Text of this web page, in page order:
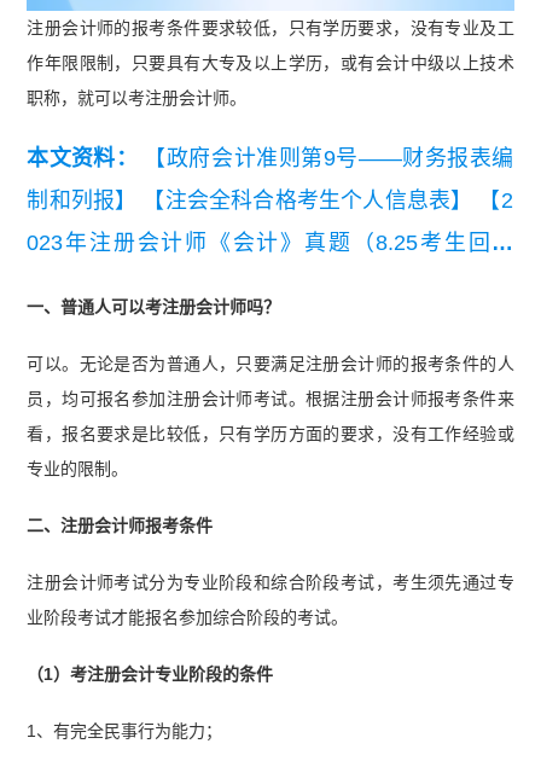
注册会计师的报考条件要求较低，只有学历要求，没有专业及工
作年限限制，只要具有大专及以上学历，或有会计中级以上技术
职称，就可以考注册会计师。
本文资料：
【政府会计准则第9号——财务报表编
制和列报】
【注会全科合格考生个人信息表】
【2
023年注册会计师《会计》真题（8.25考生回忆
一、普通人可以考注册会计师吗？
可以。无论是否为普通人，只要满足注册会计师的报考条件的人
员，均可报名参加注册会计师考试。根据注册会计师报考条件来
看，报名要求是比较低，只有学历方面的要求，没有工作经验或
专业的限制。
二、注册会计师报考条件
注册会计师考试分为专业阶段和综合阶段考试，考生须先通过专
业阶段考试才能报名参加综合阶段的考试。
（1）考注册会计专业阶段的条件
1、有完全民事行为能力；